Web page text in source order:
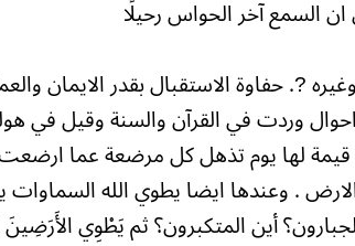
ان السمع آخر الحواس رحيلًا
?. حفاوة الاستقبال بقدر الايمان
واحوال وردت في القرآن والسنة وقيل في
لها يوم تذهل كل مرضعة عما
. وعندها ايضا يطوي الله السماوات
أين المتكبرون؟ ثم يَطْوِي